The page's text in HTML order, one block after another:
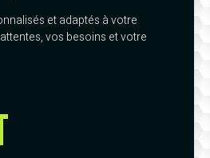
et adaptés à votre
vos besoins et votre